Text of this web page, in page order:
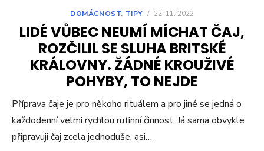
DOMÁCNOST, TIPY / 22. 11. 2022
LIDÉ VŮBEC NEUMÍ MÍCHAT ČAJ,
ROZČILIL SE SLUHA BRITSKÉ
KRÁLOVNY. ŽÁDNÉ KROUŽIVÉ
POHYBY, TO NEJDE
Příprava čaje je pro někoho rituálem a pro jiné se jedná o
každodenní velmi rychlou rutinní činnost. Já sama obvykle
připravuji čaj zcela jednoduše, asi…